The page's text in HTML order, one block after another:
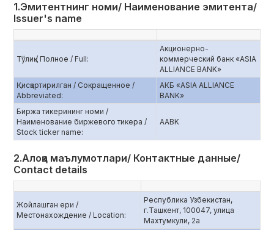
1.Эмитентнинг номи/ Наименование эмитента/
Issuer's name
Тўлиқ / Полное / Full:
Акционерно-
коммерческий банк «ASIA
ALLIANCE BANK»
Қисқартирилган / Сокращенное /
Abbreviated:
АКБ «ASIA ALLIANCE
BANK»
Биржа тикерининг номи /
Наименование биржевого тикера /
Stock ticker name:
AABK
2.Алоқа маълумотлари/ Контактные данные/
Contact details
Жойлашган ери /
Местонахождение / Location:
Республика Узбекистан,
г.Ташкент, 100047, улица
Махтумкули, 2а